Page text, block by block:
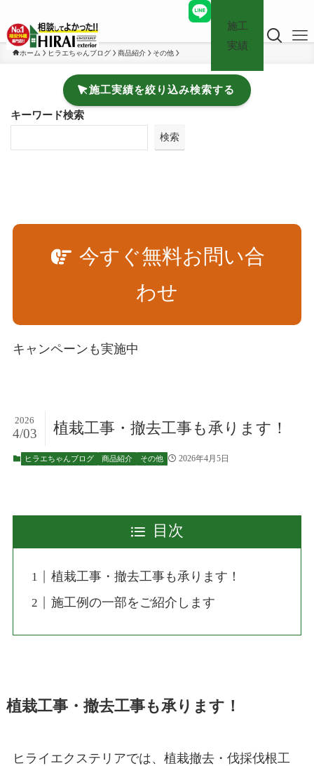
施工
実績
ホーム ヒラエちゃんブログ 商品紹介 その他
施工実績を絞り込み検索する
キーワード検索
検索
今すぐ無料お問い合
わせ
キャンペーンも実施中
植栽工事・撤去工事も承ります！
2026
4/03
ヒラエちゃんブログ 商品紹介 その他 2026年4月5日
目次
植栽工事・撤去工事も承ります！
施工例の一部をご紹介します
植栽工事・撤去工事も承ります！
ヒライエクステリアでは、植栽撤去・伐採伐根工